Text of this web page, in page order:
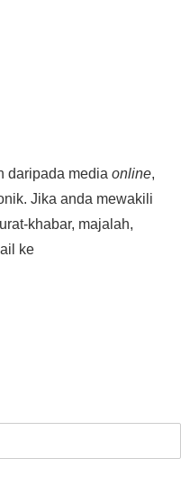
daripada media online,
Jika anda mewakili
khabar, majalah,
ke